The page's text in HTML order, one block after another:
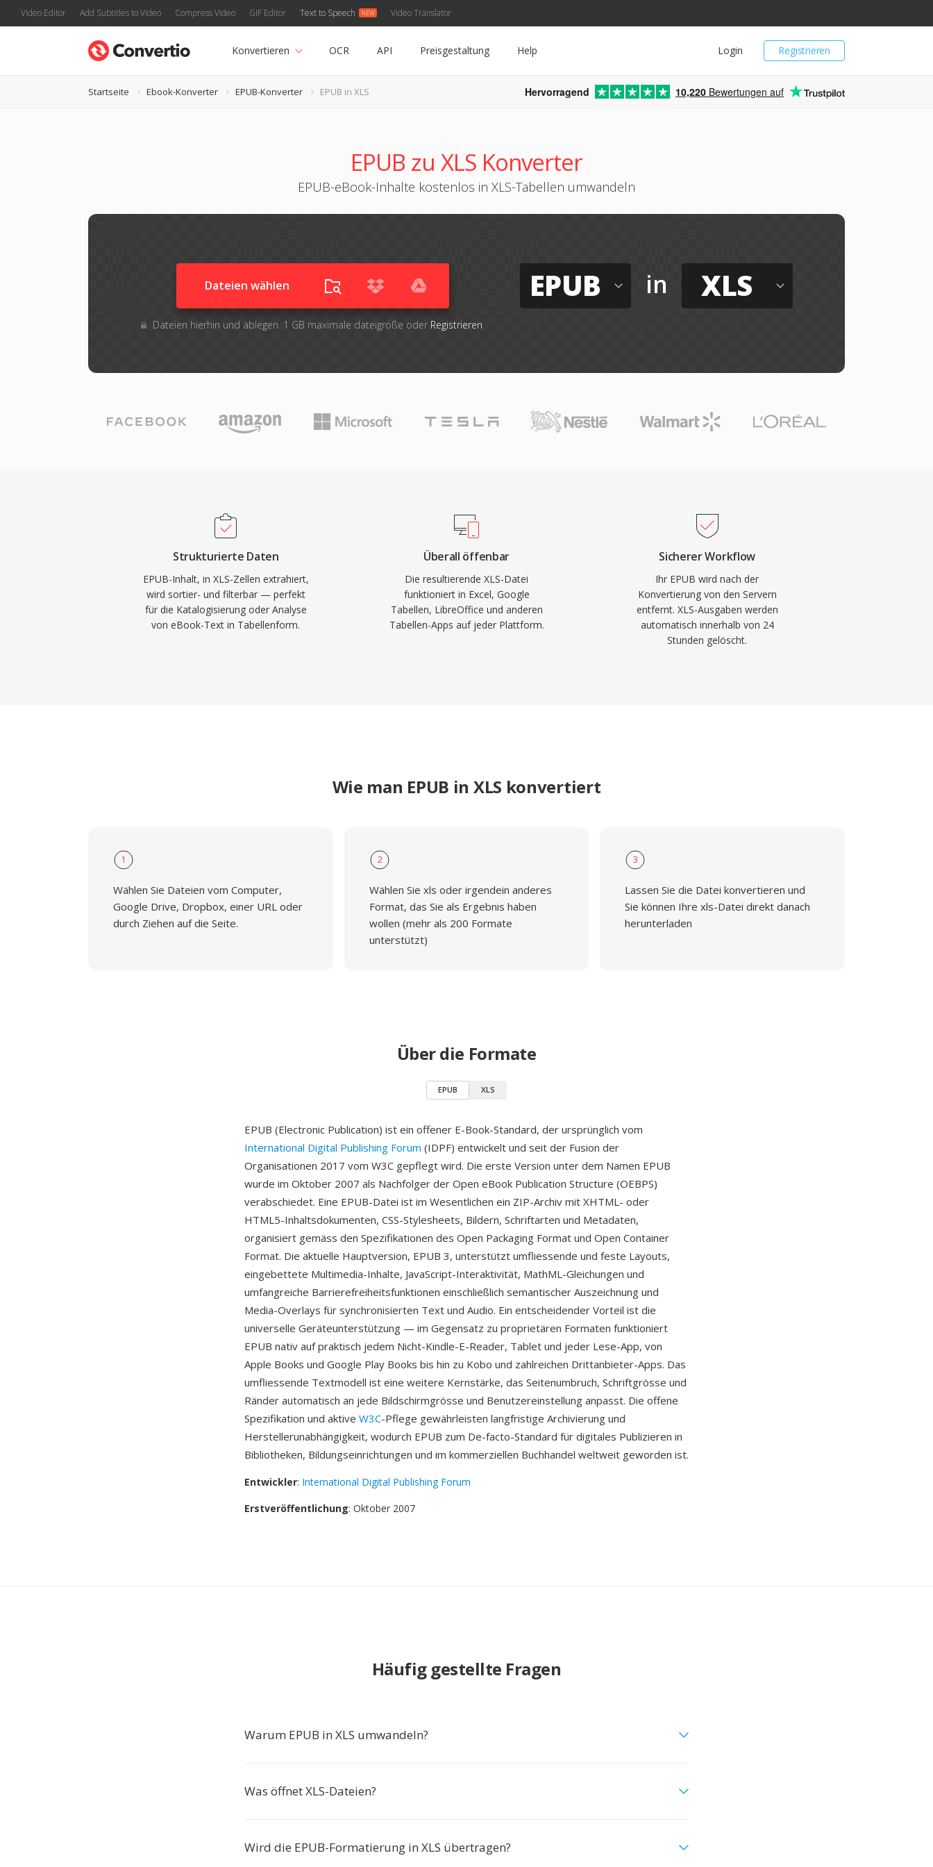
Video Editor Add Subtitles to Video Compress Video GIF Editor Text to Speech Video Translator
Registrieren
Login
Konvertieren OCR API Preisgestaltung Help
Startseite Ebook-Konverter EPUB-Konverter EPUB in XLS Hervorragend 10,220 Bewertungen auf
EPUB zu XLS Konverter
EPUB-eBook-Inhalte kostenlos in XLS-Tabellen umwandeln
Dateien wählen
Dateien hierhin und ablegen. 1 GB maximale dateigröße oder Registrieren
EPUB in XLS
Strukturierte Daten
EPUB-Inhalt, in XLS-Zellen extrahiert,
wird sortier- und filterbar — perfekt
für die Katalogisierung oder Analyse
von eBook-Text in Tabellenform.
Überall öffenbar
Die resultierende XLS-Datei
funktioniert in Excel, Google
Tabellen, LibreOffice und anderen
Tabellen-Apps auf jeder Plattform.
Sicherer Workflow
Ihr EPUB wird nach der
Konvertierung von den Servern
entfernt. XLS-Ausgaben werden
automatisch innerhalb von 24
Stunden gelöscht.
Wie man EPUB in XLS konvertiert
1
Wählen Sie Dateien vom Computer,
Google Drive, Dropbox, einer URL oder
durch Ziehen auf die Seite.
2
Wählen Sie xls oder irgendein anderes
Format, das Sie als Ergebnis haben
wollen (mehr als 200 Formate
unterstützt)
3
Lassen Sie die Datei konvertieren und
Sie können Ihre xls-Datei direkt danach
herunterladen
Über die Formate
EPUB XLS
EPUB (Electronic Publication) ist ein offener E-Book-Standard, der ursprünglich vom
International Digital Publishing Forum (IDPF) entwickelt und seit der Fusion der
Organisationen 2017 vom W3C gepflegt wird. Die erste Version unter dem Namen EPUB
wurde im Oktober 2007 als Nachfolger der Open eBook Publication Structure (OEBPS)
verabschiedet. Eine EPUB-Datei ist im Wesentlichen ein ZIP-Archiv mit XHTML- oder
HTML5-Inhaltsdokumenten, CSS-Stylesheets, Bildern, Schriftarten und Metadaten,
organisiert gemäss den Spezifikationen des Open Packaging Format und Open Container
Format. Die aktuelle Hauptversion, EPUB 3, unterstützt umfliessende und feste Layouts,
eingebettete Multimedia-Inhalte, JavaScript-Interaktivität, MathML-Gleichungen und
umfangreiche Barrierefreiheitsfunktionen einschließlich semantischer Auszeichnung und
Media-Overlays für synchronisierten Text und Audio. Ein entscheidender Vorteil ist die
universelle Geräteunterstützung — im Gegensatz zu proprietären Formaten funktioniert
EPUB nativ auf praktisch jedem Nicht-Kindle-E-Reader, Tablet und jeder Lese-App, von
Apple Books und Google Play Books bis hin zu Kobo und zahlreichen Drittanbieter-Apps. Das
umfliessende Textmodell ist eine weitere Kernstärke, das Seitenumbruch, Schriftgrösse und
Ränder automatisch an jede Bildschirmgrösse und Benutzereinstellung anpasst. Die offene
Spezifikation und aktive W3C-Pflege gewährleisten langfristige Archivierung und
Herstellerunabhängigkeit, wodurch EPUB zum De-facto-Standard für digitales Publizieren in
Bibliotheken, Bildungseinrichtungen und im kommerziellen Buchhandel weltweit geworden ist.
Entwickler: International Digital Publishing Forum
Erstveröffentlichung: Oktober 2007
Häufig gestellte Fragen
Warum EPUB in XLS umwandeln?
Was öffnet XLS-Dateien?
Wird die EPUB-Formatierung in XLS übertragen?